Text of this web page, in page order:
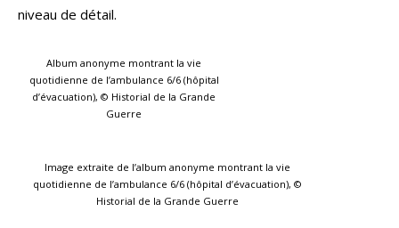
niveau de détail.
Album anonyme montrant la vie
quotidienne de l’ambulance 6/6 (hôpital
d’évacuation), © Historial de la Grande
Guerre
Image extraite de l’album anonyme montrant la vie
quotidienne de l’ambulance 6/6 (hôpital d’évacuation), ©
Historial de la Grande Guerre